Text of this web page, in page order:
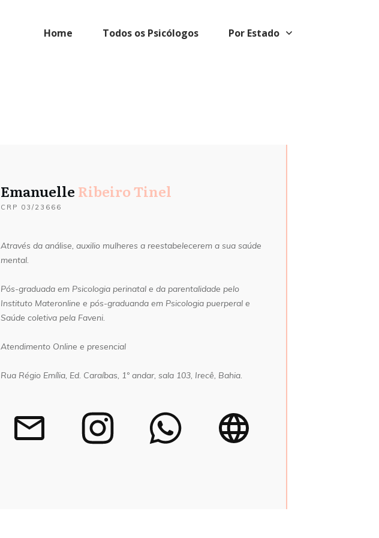
Home Todos os Psicólogos Por Estado
Emanuelle Ribeiro Tinel
CRP 03/23666
Através da análise, auxilio mulheres a reestabelecerem a sua saúde
mental.
Pós-graduada em Psicologia perinatal e da parentalidade pelo
Instituto Materonline e pós-graduanda em Psicologia puerperal e
Saúde coletiva pela Faveni.
Atendimento Online e presencial
Rua Régio Emília, Ed. Caraíbas, 1° andar, sala 103, Irecê, Bahia.